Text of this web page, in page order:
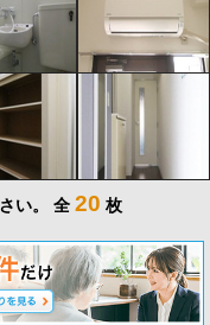
い。 全 20 枚